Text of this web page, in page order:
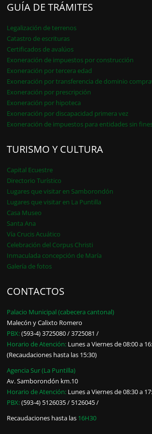
GUÍA DE TRÁMITES
Legalización de terrenos
Catastro de escrituras
Certificados de avalúos
Exoneración de impuestos por construcción
Exoneración por tercera edad
Exoneración por transferencia de dominio
Exoneración por prescripción
Exoneración por hipoteca
Exoneración por discapacidad primera vez
Exoneración de impuestos para entidades sin
TURISMO Y CULTURA
Capital Ecuestre
Directorio Turístico
Lugares que visitar en Samborondón
Lugares que visitar en La Puntilla
Casa Museo
Santa Ana
Vía Crucis Acuático
Celebración del Corpus Christi
Inmaculada concepción de María
Galería de fotos
CONTACTOS
Palacio Municipal (cabecera cantonal)
Malecón y Calixto Romero
PBX:(593-4) 3725080 / 3725081 /
Horario de Atención: Lunes a Viernes de 08:00 a
(Recaudaciones hasta las 15:30)
Agencia Sur (La Puntilla)
Av. Samborondón km.10
Horario de Atención: Lunes a Viernes de 08:30 a
PBX:(593-4) 5126035 / 5126045 /
Recaudaciones hasta las 16H30